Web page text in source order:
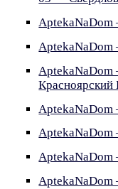
AptekaNaDom
AptekaNaDom
Красноярский
AptekaNaDom
AptekaNaDom